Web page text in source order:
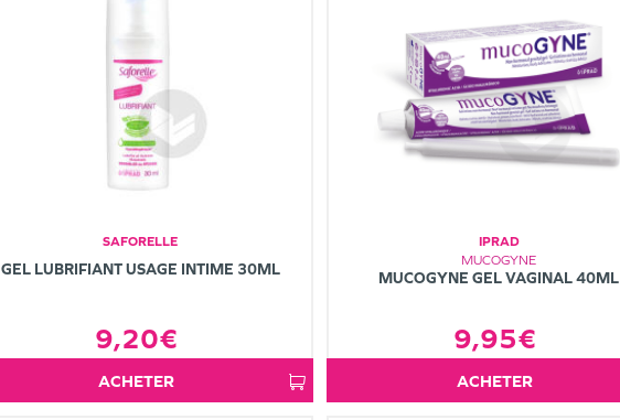
SAFORELLE
GEL LUBRIFIANT USAGE INTIME 30ML
9,20€
ACHETER
IPRAD
MUCOGYNE
MUCOGYNE GEL VAGINAL 40ML
9,95€
ACHETER